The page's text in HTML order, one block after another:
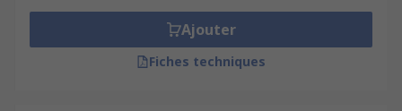
Ajouter
Fiches techniques